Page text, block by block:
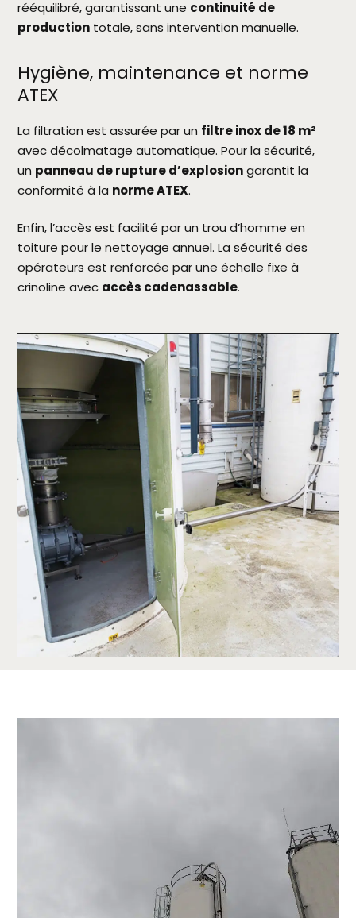
rééquilibré, garantissant une continuité de
production totale, sans intervention manuelle.
Hygiène, maintenance et norme
ATEX
La filtration est assurée par un filtre inox de 18 m²
avec décolmatage automatique. Pour la sécurité,
un panneau de rupture d’explosiongarantit la
conformité à la norme ATEX.
Enfin, l’accès est facilité par un trou d’homme en
toiture pour le nettoyage annuel. La sécurité des
opérateurs est renforcée par une échelle fixe à
crinoline avec accès cadenassable.